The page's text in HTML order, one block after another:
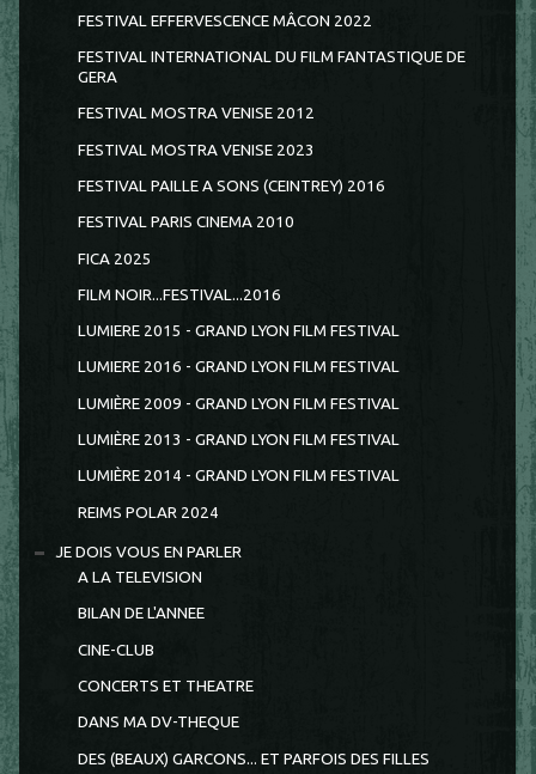
FESTIVAL EFFERVESCENCE MÂCON 2022
FESTIVAL INTERNATIONAL DU FILM FANTASTIQUE DE
GERA
FESTIVAL MOSTRA VENISE 2012
FESTIVAL MOSTRA VENISE 2023
FESTIVAL PAILLE A SONS (CEINTREY) 2016
FESTIVAL PARIS CINEMA 2010
FICA 2025
FILM NOIR...FESTIVAL...2016
LUMIERE 2015 - GRAND LYON FILM FESTIVAL
LUMIERE 2016 - GRAND LYON FILM FESTIVAL
LUMIÈRE 2009 - GRAND LYON FILM FESTIVAL
LUMIÈRE 2013 - GRAND LYON FILM FESTIVAL
LUMIÈRE 2014 - GRAND LYON FILM FESTIVAL
REIMS POLAR 2024
JE DOIS VOUS EN PARLER
A LA TELEVISION
BILAN DE L'ANNEE
CINE-CLUB
CONCERTS ET THEATRE
DANS MA DV-THEQUE
DES (BEAUX) GARCONS... ET PARFOIS DES FILLES